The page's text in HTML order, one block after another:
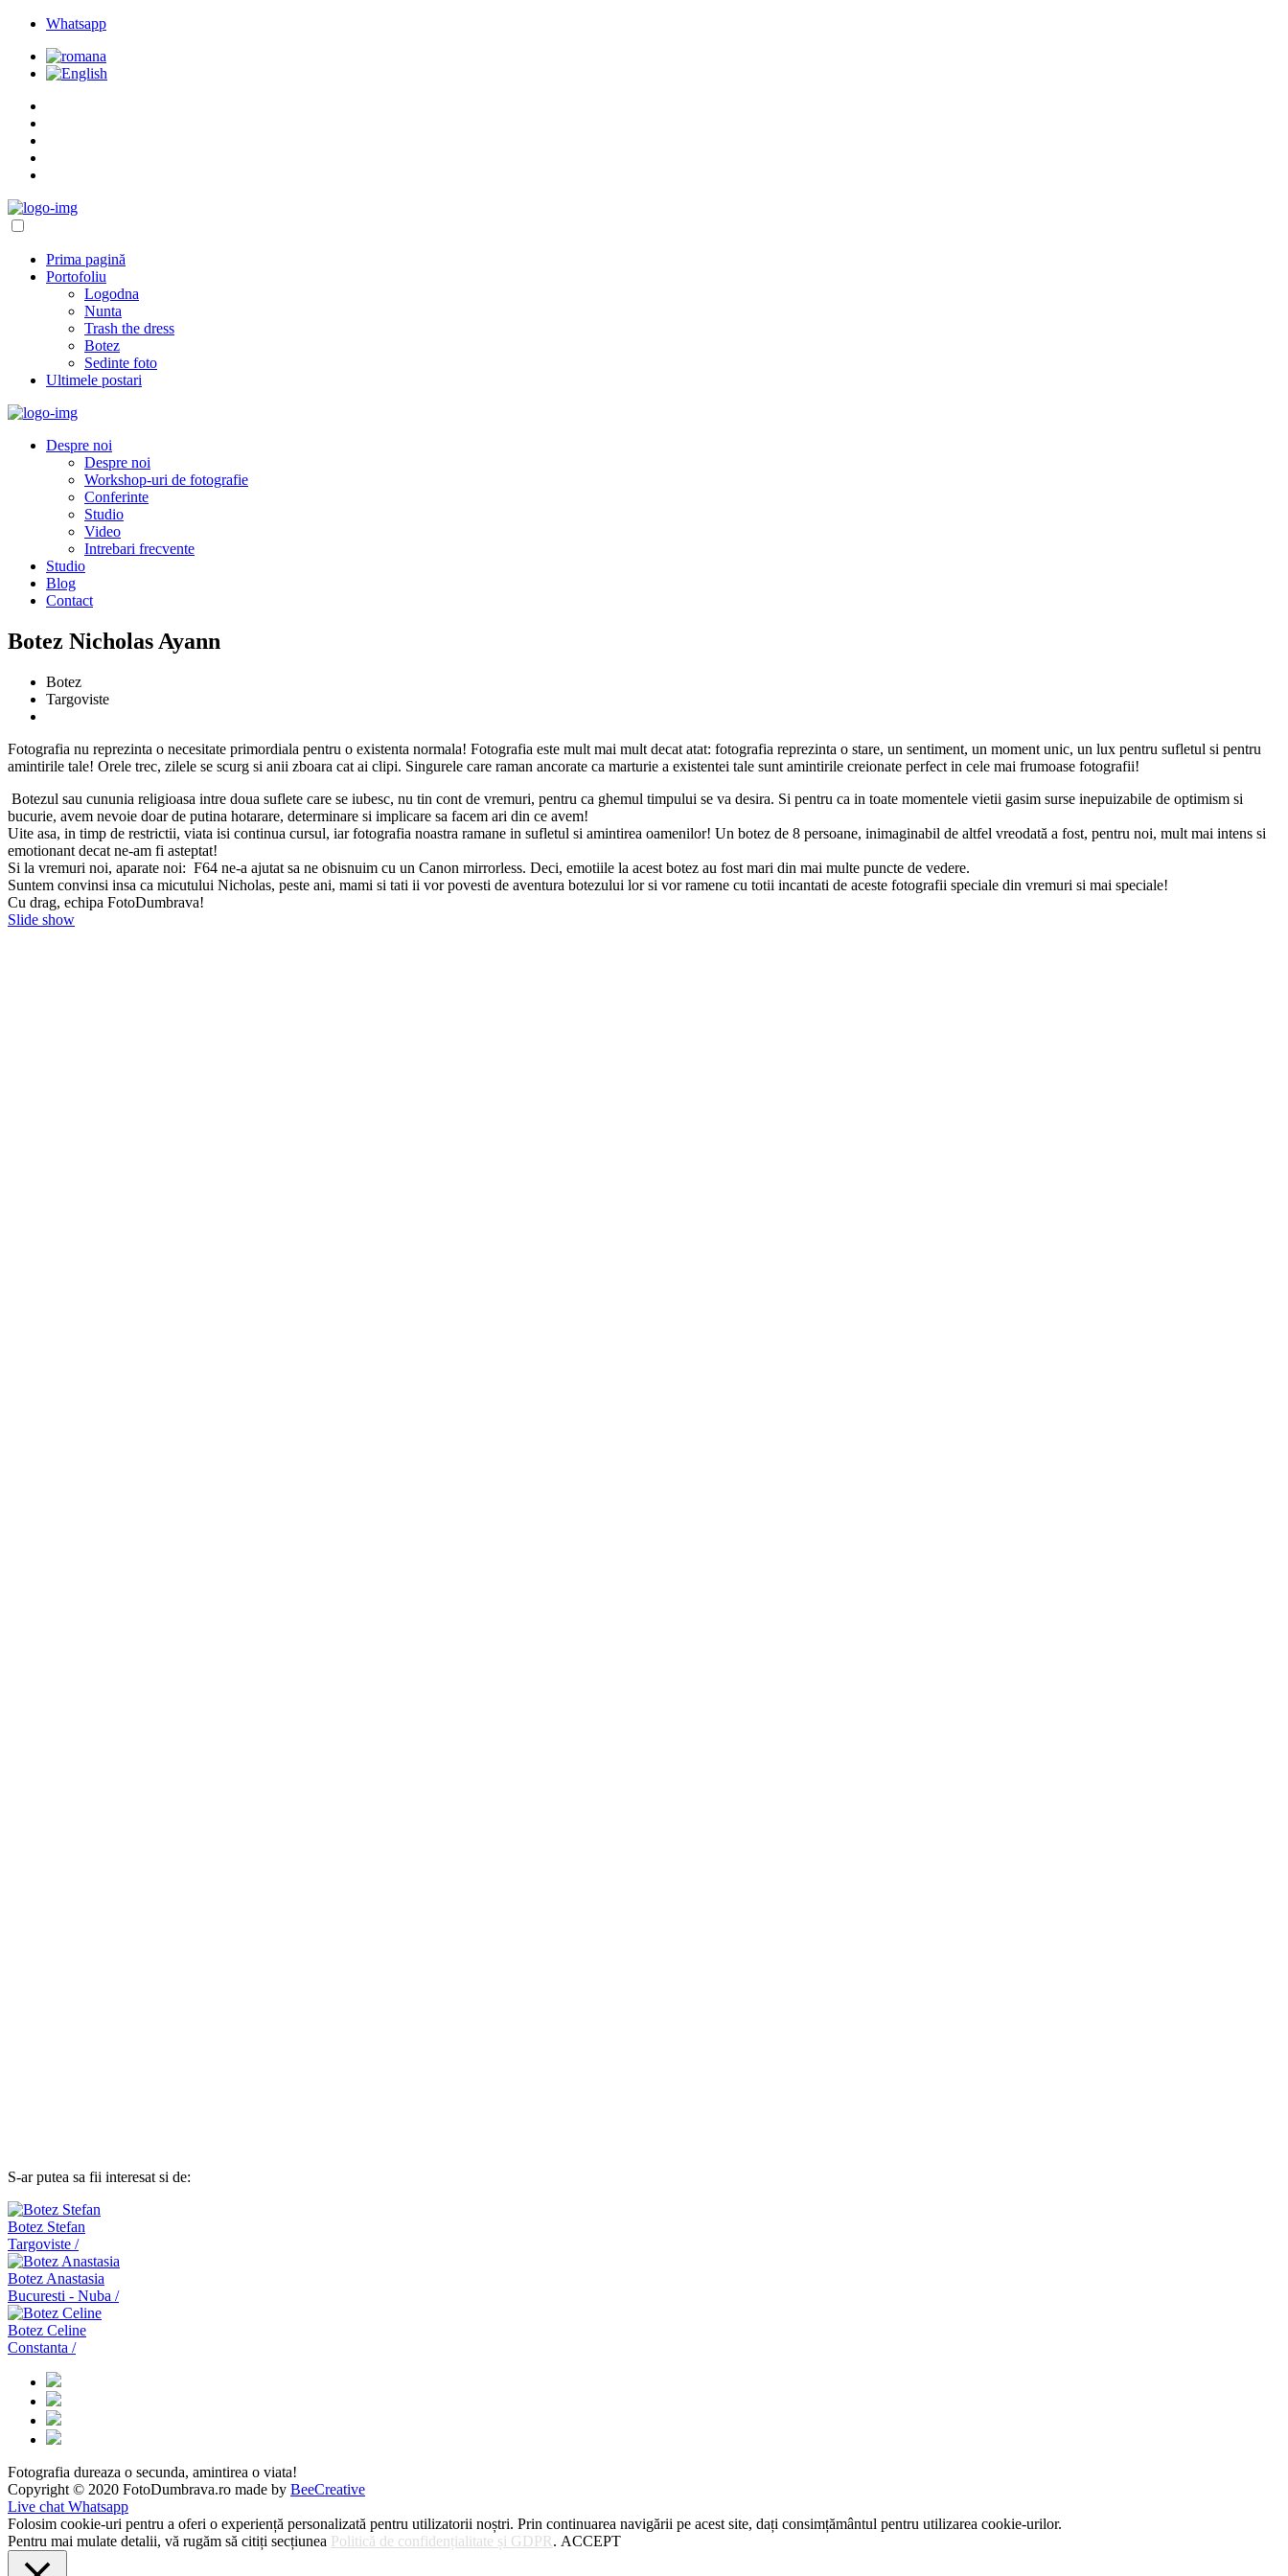
Whatsapp
Prima pagină
Portofoliu
Logodna
Nunta
Trash the dress
Botez
Sedinte foto
Ultimele postari
Despre noi
Despre noi
Workshop-uri de fotografie
Conferinte
Studio
Video
Intrebari frecvente
Studio
Blog
Contact
Botez Nicholas Ayann
Botez
Targoviste
Fotografia nu reprezinta o necesitate primordiala pentru o existenta normala! Fotografia este mult mai mult decat atat: fotografia reprezinta o stare, un sentiment, un moment unic, un lux pentru sufletul si pentru
amintirile tale! Orele trec, zilele se scurg si anii zboara cat ai clipi. Singurele care raman ancorate ca marturie a existentei tale sunt amintirile creionate perfect in cele mai frumoase fotografii!
Botezul sau cununia religioasa intre doua suflete care se iubesc, nu tin cont de vremuri, pentru ca ghemul timpului se va desira. Si pentru ca in toate momentele vietii gasim surse inepuizabile de optimism si
bucurie, avem nevoie doar de putina hotarare, determinare si implicare sa facem ari din ce avem!
Uite asa, in timp de restrictii, viata isi continua cursul, iar fotografia noastra ramane in sufletul si amintirea oamenilor! Un botez de 8 persoane, inimaginabil de altfel vreodată a fost, pentru noi, mult mai intens si
emotionant decat ne-am fi asteptat!
Si la vremuri noi, aparate noi: F64 ne-a ajutat sa ne obisnuim cu un Canon mirrorless. Deci, emotiile la acest botez au fost mari din mai multe puncte de vedere.
Suntem convinsi insa ca micutului Nicholas, peste ani, mami si tati ii vor povesti de aventura botezului lor si vor ramene cu totii incantati de aceste fotografii speciale din vremuri si mai speciale!
Cu drag, echipa FotoDumbrava!
Slide show
S-ar putea sa fii interesat si de:
Botez Stefan
Targoviste /
Botez Anastasia
Bucuresti - Nuba /
Botez Celine
Constanta /
Fotografia dureaza o secunda, amintirea o viata!
Copyright © 2020 FotoDumbrava.ro made by BeeCreative
Live chat Whatsapp
Folosim cookie-uri pentru a oferi o experiență personalizată pentru utilizatorii noștri. Prin continuarea navigării pe acest site, dați consimțământul pentru utilizarea cookie-urilor.
Pentru mai mulate detalii, vă rugăm să citiți secțiunea Politică de confidențialitate și GDPR. ACCEPT